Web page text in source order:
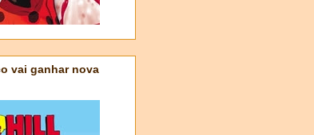
vai ganhar nova